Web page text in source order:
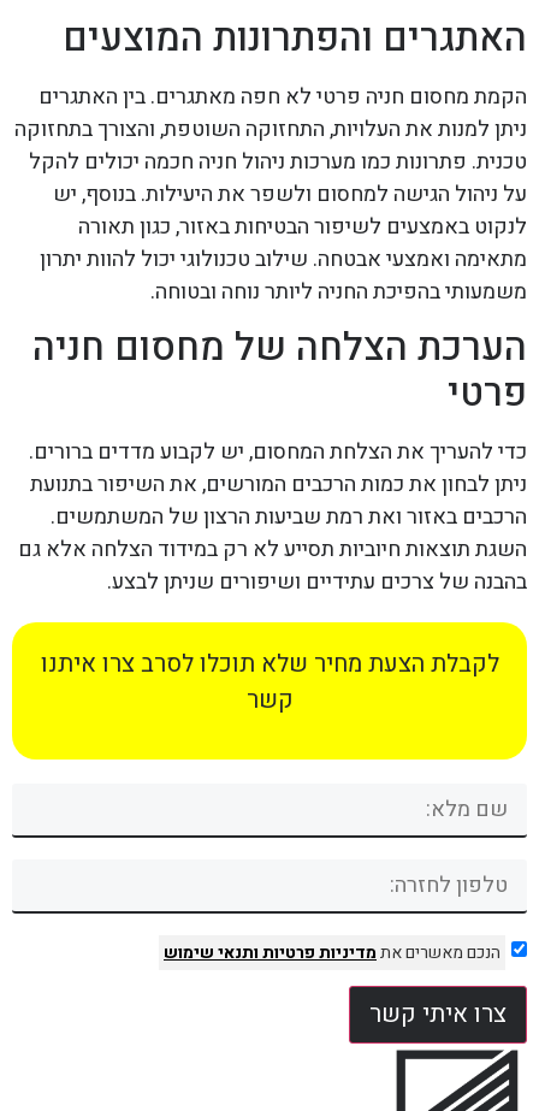
האתגרים והפתרונות המוצעים
הקמת מחסום חניה פרטי לא חפה מאתגרים. בין האתגרים
ניתן למנות את העלויות, התחזוקה השוטפת, והצורך בתחזוקה
טכנית. פתרונות כמו מערכות ניהול חניה חכמה יכולים להקל
על ניהול הגישה למחסום ולשפר את היעילות. בנוסף, יש
לנקוט באמצעים לשיפור הבטיחות באזור, כגון תאורה
מתאימה ואמצעי אבטחה. שילוב טכנולוגי יכול להוות יתרון
משמעותי בהפיכת החניה ליותר נוחה ובטוחה.
הערכת הצלחה של מחסום חניה
פרטי
כדי להעריך את הצלחת המחסום, יש לקבוע מדדים ברורים.
ניתן לבחון את כמות הרכבים המורשים, את השיפור בתנועת
הרכבים באזור ואת רמת שביעות הרצון של המשתמשים.
השגת תוצאות חיוביות תסייע לא רק במידוד הצלחה אלא גם
בהבנה של צרכים עתידיים ושיפורים שניתן לבצע.
לקבלת הצעת מחיר שלא תוכלו לסרב צרו איתנו
קשר
הנכם מאשרים אתמדיניות פרטיותותנאי שימוש
צרו איתי קשר